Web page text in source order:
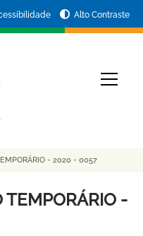
Alto Contraste
- 2020 - 0057
TEMPORÁRIO -